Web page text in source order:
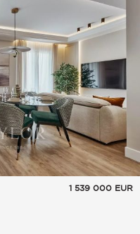
1 539 000 EUR